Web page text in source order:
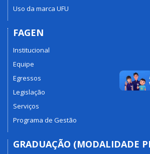
Uso da marca UFU
FAGEN
Institucional
Equipe
Egressos
Legislação
Serviços
Programa de Gestão
GRADUAÇÃO (MODALIDADE